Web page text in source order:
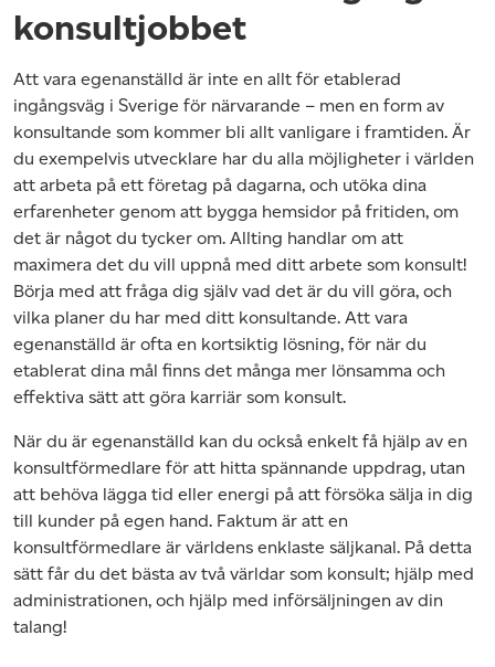
konsultjobbet
Att vara egenanställd är inte en allt för etablerad
ingångsväg i Sverige för närvarande – men en form av
konsultande som kommer bli allt vanligare i framtiden. Är
du exempelvis utvecklare har du alla möjligheter i världen
att arbeta på ett företag på dagarna, och utöka dina
erfarenheter genom att bygga hemsidor på fritiden, om
det är något du tycker om. Allting handlar om att
maximera det du vill uppnå med ditt arbete som konsult!
Börja med att fråga dig själv vad det är du vill göra, och
vilka planer du har med ditt konsultande. Att vara
egenanställd är ofta en kortsiktig lösning, för när du
etablerat dina mål finns det många mer lönsamma och
effektiva sätt att göra karriär som konsult.
När du är egenanställd kan du också enkelt få hjälp av en
konsultförmedlare för att hitta spännande uppdrag, utan
att behöva lägga tid eller energi på att försöka sälja in dig
till kunder på egen hand. Faktum är att en
konsultförmedlare är världens enklaste säljkanal. På detta
sätt får du det bästa av två världar som konsult; hjälp med
administrationen, och hjälp med införsäljningen av din
talang!